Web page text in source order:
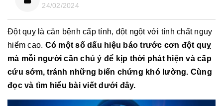
24/02/2024
Đột quỵ là căn bệnh cấp tính, đột ngột với tính chất nguy
hiểm cao. Có một số dấu hiệu báo trước cơn đột quỵ
mà mỗi người cần chú ý để kịp thời phát hiện và cấp
cứu sớm, tránh những biến chứng khó lường. Cùng
đọc và tìm hiểu bài viết dưới đây.